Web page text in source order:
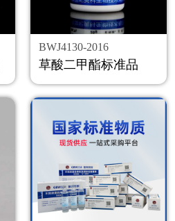
BWJ4130-2016
草酸二甲酯标准品